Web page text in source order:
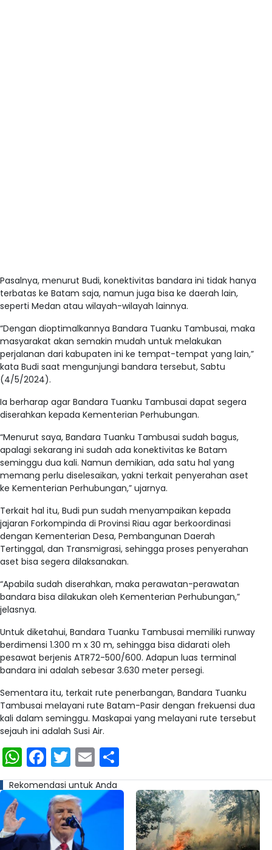
Pasalnya, menurut Budi, konektivitas bandara ini tidak hanya
terbatas ke Batam saja, namun juga bisa ke daerah lain,
seperti Medan atau wilayah-wilayah lainnya.
“Dengan dioptimalkannya Bandara Tuanku Tambusai, maka
masyarakat akan semakin mudah untuk melakukan
perjalanan dari kabupaten ini ke tempat-tempat yang lain,”
kata Budi saat mengunjungi bandara tersebut, Sabtu
(4/5/2024).
Ia berharap agar Bandara Tuanku Tambusai dapat segera
diserahkan kepada Kementerian Perhubungan.
“Menurut saya, Bandara Tuanku Tambusai sudah bagus,
apalagi sekarang ini sudah ada konektivitas ke Batam
seminggu dua kali. Namun demikian, ada satu hal yang
memang perlu diselesaikan, yakni terkait penyerahan aset
ke Kementerian Perhubungan,” ujarnya.
Terkait hal itu, Budi pun sudah menyampaikan kepada
jajaran Forkompinda di Provinsi Riau agar berkoordinasi
dengan Kementerian Desa, Pembangunan Daerah
Tertinggal, dan Transmigrasi, sehingga proses penyerahan
aset bisa segera dilaksanakan.
“Apabila sudah diserahkan, maka perawatan-perawatan
bandara bisa dilakukan oleh Kementerian Perhubungan,”
jelasnya.
Untuk diketahui, Bandara Tuanku Tambusai memiliki runway
berdimensi 1.300 m x 30 m, sehingga bisa didarati oleh
pesawat berjenis ATR72-500/600. Adapun luas terminal
bandara ini adalah sebesar 3.630 meter persegi.
Sementara itu, terkait rute penerbangan, Bandara Tuanku
Tambusai melayani rute Batam-Pasir dengan frekuensi dua
kali dalam seminggu. Maskapai yang melayani rute tersebut
sejauh ini adalah Susi Air.
WhatsApp
Facebook
Twitter
Email
Rekomendasi untuk Anda